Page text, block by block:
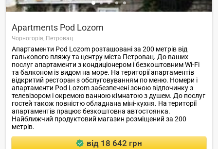
Apartments Pod Lozom
Чорногорія, Петровац
Апартаменти Pod Lozom розташовані за 200 метрів від
галькового пляжу та центру міста Петровац. До ваших
послуг апартаменти з кондиціонером і безкоштовним Wi-Fi
та балконом із видом на море. На території апартаментів
відкритий ресторан з обслуговуванням по меню. Номери і
апартаменти Pod Lozom забезпечені зоною відпочинку з
телевізором і окремою ванною кімнатою з душем. До послуг
гостей також повністю обладнана міні-кухня. На території
апартаментів працює безкоштовна автостоянка.
Найближчий продуктовий магазин розміщений за 200
метрів.
від 18 642 грн